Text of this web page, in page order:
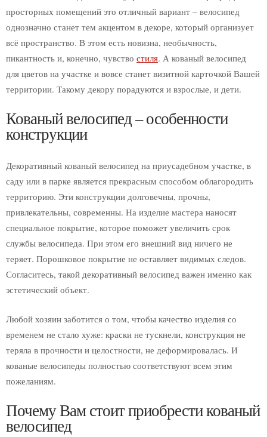
просторных помещений это отличный вариант – велосипед
однозначно станет тем акцентом в декоре, который организует
всё пространство. В этом есть новизна, необычность,
пикантность и, конечно, чувство стиля. А кованый велосипед
для цветов на участке и вовсе станет визитной карточкой Вашей
территории. Такому декору порадуются и взрослые, и дети.
Кованый велосипед – особенности
конструкции
Декоративный кованый велосипед на приусадебном участке, в
саду или в парке является прекрасным способом облагородить
территорию. Эти конструкции долговечны, прочны,
привлекательны, современны. На изделие мастера наносят
специальное покрытие, которое поможет увеличить срок
службы велосипеда. При этом его внешний вид ничего не
теряет. Порошковое покрытие не оставляет видимых следов.
Согласитесь, такой декоративный велосипед важен именно как
эстетический объект.
Любой хозяин заботится о том, чтобы качество изделия со
временем не стало хуже: краски не тускнели, конструкция не
теряла в прочности и целостности, не деформировалась. И
кованые велосипеды полностью соответствуют всем этим
пожеланиям.
Почему Вам стоит приобрести кованый
велосипед
Ящики для цветов
Опоры для растений
Кованые ограждения
Забор
Ворота
Калитки
Балконы
Решетки
Ограждения для лестниц
Двери
Ограды для могил
Ковка для улицы
Крыльцо
Беседки
Качели
Барбекю
Мангалы
Лавочки для сада
Скамейки